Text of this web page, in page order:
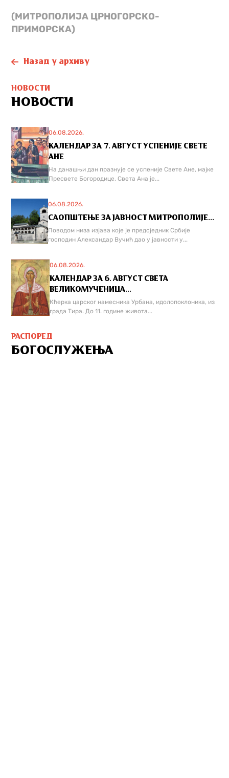
(МИТРОПОЛИЈА ЦРНОГОРСКО-
ПРИМОРСКА)
Назад у архиву
НОВОСТИ
НОВОСТИ
06.08.2026.
КАЛЕНДАР ЗА 7. АВГУСТ УСПЕНИЈЕ СВЕТЕ
АНЕ
На данашњи дан празнује се успеније Свете Ане, мајке
Пресвете Богородице. Света Ана је...
06.08.2026.
САОПШТЕЊЕ ЗА ЈАВНОСТ МИТРОПОЛИЈЕ...
Поводом низа изјава које је предсједник Србије
господин Александар Вучић дао у јавности у...
06.08.2026.
КАЛЕНДАР ЗА 6. АВГУСТ СВЕТА
ВЕЛИКОМУЧЕНИЦА...
Кћерка царског намесника Урбана, идолопоклоника, из
града Тира. До 11. године живота...
РАСПОРЕД
БОГОСЛУЖЕЊА